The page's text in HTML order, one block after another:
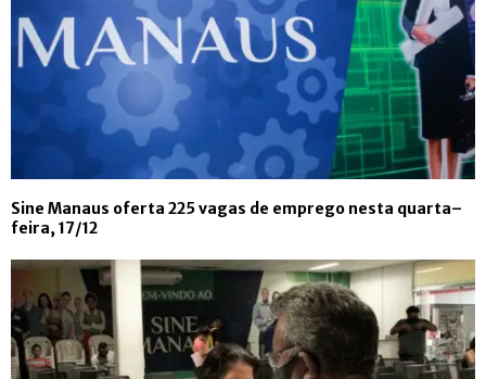
Sine Manaus oferta 225 vagas de emprego nesta quarta–
feira, 17/12